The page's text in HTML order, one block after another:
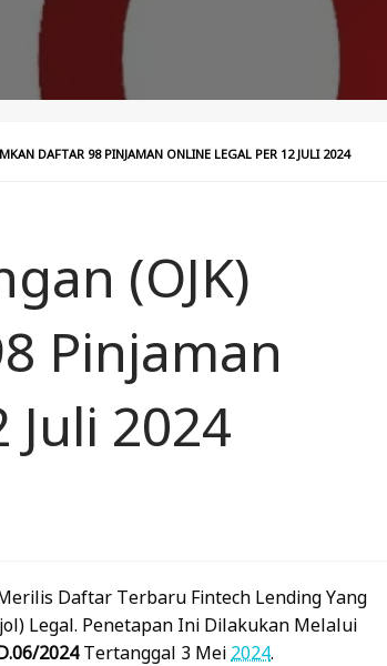
DAFTAR 98 PINJAMAN ONLINE LEGAL PER 12 JULI 2024
(OJK)
Pinjaman
2024
Daftar Terbaru Fintech Lending Yang
Legal. Penetapan Ini Dilakukan Melalui
2024Tertanggal 3 Mei 2024.